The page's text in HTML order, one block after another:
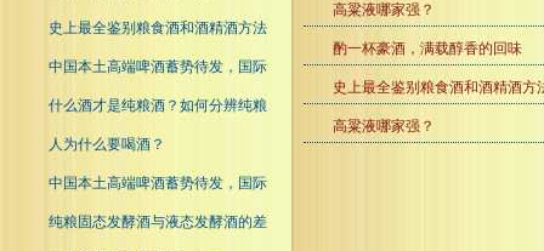
史上最全鉴别粮食酒和酒精酒方法
中国本土高端啤酒蓄势待发，国际
什么酒才是纯粮酒？如何分辨纯粮
人为什么要喝酒？
中国本土高端啤酒蓄势待发，国际
纯粮固态发酵酒与液态发酵酒的差
高粱液哪家强？
酌一杯豪酒，满载醇香的回味
史上最全鉴别粮食酒和酒精酒方
高粱液哪家强？